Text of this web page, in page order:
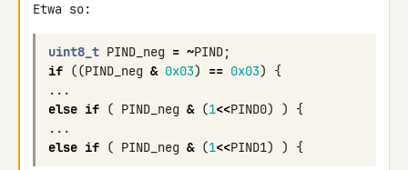
Etwa so:
uint8_t PIND_neg = ~PIND;
if ((PIND_neg & 0x03) == 0x03)
{
...
else if ( PIND_neg & (1<<PIND0) )
{
...
else if ( PIND_neg & (1<<PIND1) ) {